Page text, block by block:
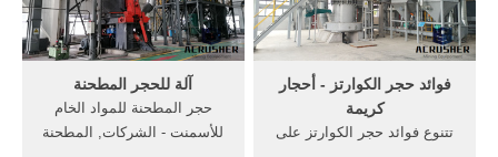
1, كيفية عمل كسارة الحجر,
كم تكلف الكسارة في . >> نرى
الأسعار
آلة للحجر المطحنة
حجر المطحنة للمواد الخام
للأسمنت - الشركات, المطحنة
فوائد حجر الكوارتز - أحجار
كريمة
تتنوع فوائد حجر الكوارتز على